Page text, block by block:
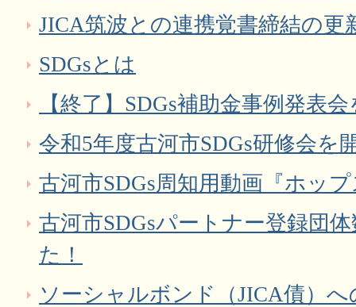
JICA筑波との連携覚書締結の更
SDGsとは
【終了】SDGs補助金事例発表
令和5年度古河市SDGs研修会を
古河市SDGs周知用動画『ホッ
古河市SDGsパートナー登録団
た！
ソーシャルボンド（JICA債）へ